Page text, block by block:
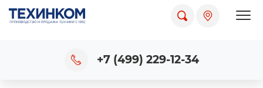
+7 (499) 229-12-34